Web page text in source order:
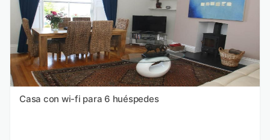
Casa con wi-fi para 6 huéspedes